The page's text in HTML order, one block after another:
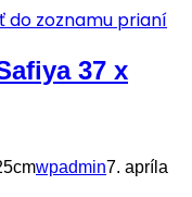
do zoznamu prianí
37 x
wpadmin7. apríla